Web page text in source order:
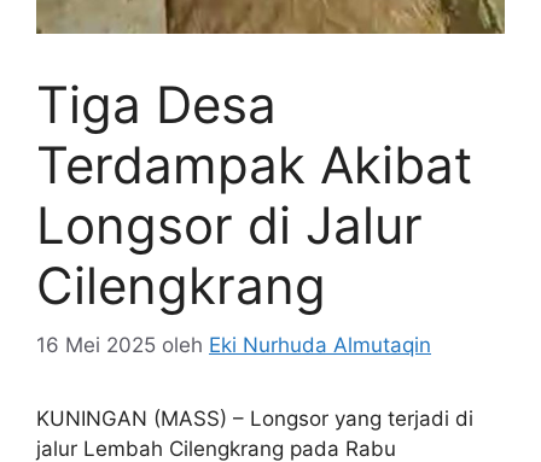
Tiga Desa
Terdampak Akibat
Longsor di Jalur
Cilengkrang
16 Mei 2025 oleh Eki Nurhuda Almutaqin
KUNINGAN (MASS) – Longsor yang terjadi di
jalur Lembah Cilengkrang pada Rabu